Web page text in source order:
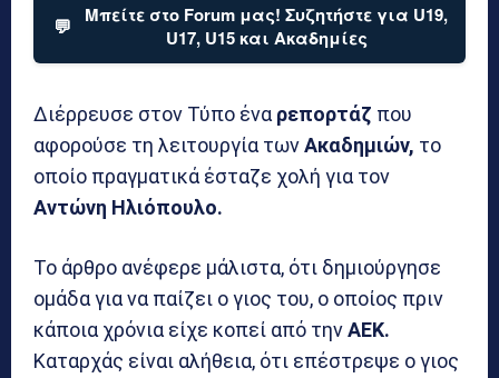
💬
Μπείτε στο Forum μας! Συζητήστε για U19,
U17, U15 και Ακαδημίες
Διέρρευσε στον Τύπο ένα ρεπορτάζ που
αφορούσε τη λειτουργία τωνΑκαδημιών, το
οποίο πραγματικά έσταζε χολή για τον
Αντώνη Ηλιόπουλο.
Το άρθρο ανέφερε μάλιστα, ότι δημιούργησε
ομάδα για να παίζει ο γιος του, ο οποίος πριν
κάποια χρόνια είχε κοπεί από τηνΑΕΚ.
Καταρχάς είναι αλήθεια, ότι επέστρεψε ο γιος